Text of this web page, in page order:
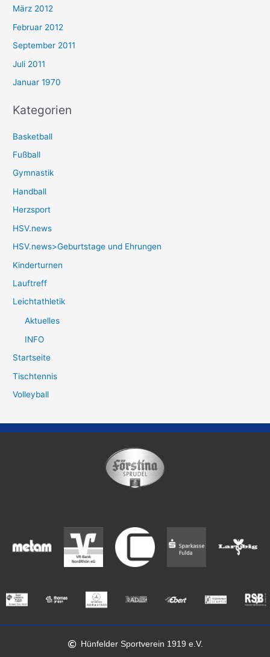
März 2012
Februar 2012
September 2011
Juli 2011
Januar 1970
Kategorien
Basketball
Fußball
Gymnastik
Handball
Herzsport
HSV.news
HSV.news>Geburtstage und Ehrungen
Kinderturnen
Lauftreff
Leichtathletik
Aktuelles
INFO
Startseite
Tischtennis
Volleyball
Hünfelder Sportverein 1919 e.V.